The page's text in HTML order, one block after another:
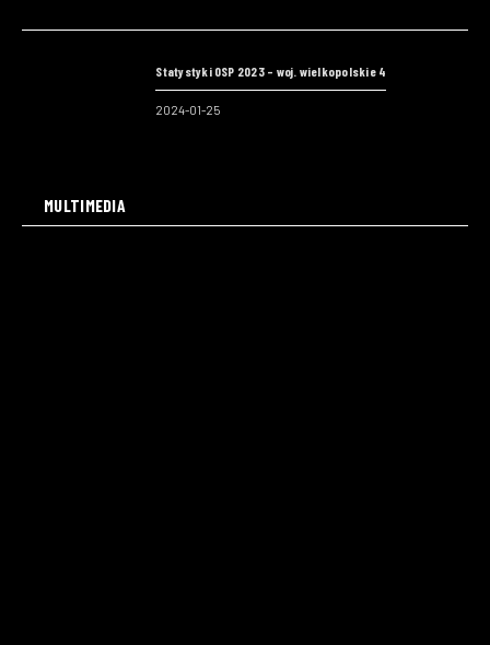
Statystyki OSP 2023 – woj. wielkopolskie 4
2024-01-25
MULTIMEDIA